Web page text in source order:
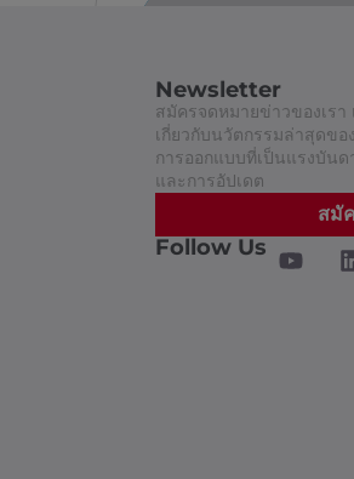
Newsletter
สมัครจดหมายข่าวของเร
เกี่ยวกับนวัตกรรมล่าสุดข
การออกแบบที่เป็นแรงบัน
และการอัปเดต
สมั
Follow Us